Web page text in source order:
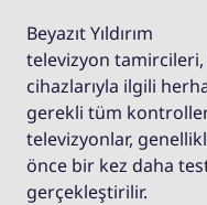
Beyazıt Yıldırım
televizyon tamircileri,
cihazlarıyla ilgili
gerekli tüm
televizyonlar,
önce bir kez daha
gerçekleştirilir.